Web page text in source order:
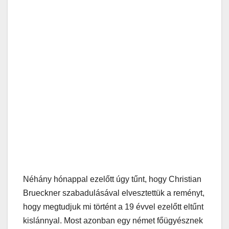
Néhány hónappal ezelőtt úgy tűnt, hogy Christian
Brueckner szabadulásával elvesztettük a reményt,
hogy megtudjuk mi történt a 19 évvel ezelőtt eltűnt
kislánnyal. Most azonban egy német főügyésznek